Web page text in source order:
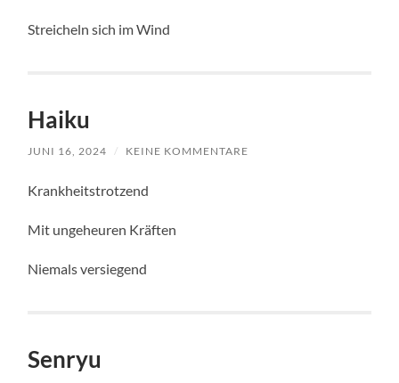
Streicheln sich im Wind
Haiku
JUNI 16, 2024 / KEINE KOMMENTARE
Krankheitstrotzend
Mit ungeheuren Kräften
Niemals versiegend
Senryu